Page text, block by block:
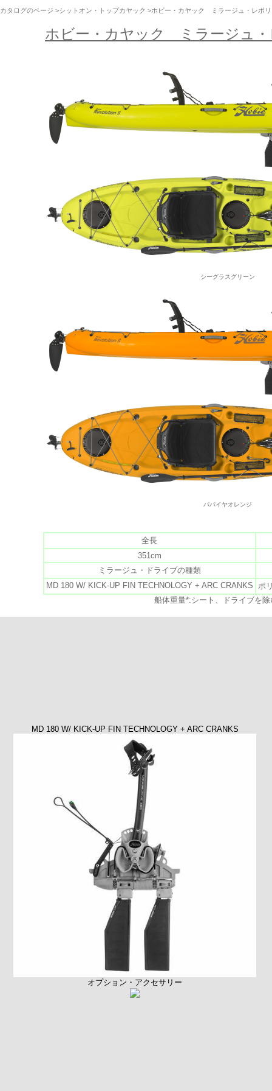
カタログのページ >シットオン・トップカヤック >ホビー・カヤック ミラージュ・レボ
ホビー・カヤック ミラージュ・
シーグラスグリーン
パパイヤオレンジ
全長
351cm
ミラージュ・ドライブの種類
MD 180 W/ KICK-UP FIN TECHNOLOGY + ARC CRANKS ポ
船体重量*:シート、ドライブを除
MD 180 W/ KICK-UP FIN TECHNOLOGY + ARC CRANKS
オプション・アクセサリー